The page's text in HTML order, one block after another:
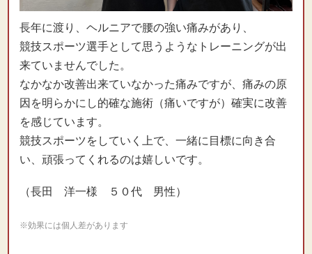
長年に渡り、ヘルニアで腰の強い痛みがあり、
競技スポーツ選手として思うようなトレーニングが出
来ていませんでした。
なかなか改善出来ていなかった痛みですが、痛みの原
因を明らかにし的確な施術（痛いですが）確実に改善
を感じています。
競技スポーツをしていく上で、一緒に目標に向き合
い、頑張ってくれるのは嬉しいです。
（長田 洋一様 ５０代 男性）
※効果には個人差があります